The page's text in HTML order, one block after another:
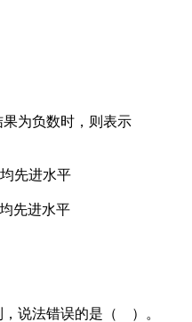
为负数时，则表示
先进水平
先进水平
，说法错误的是（ ）。